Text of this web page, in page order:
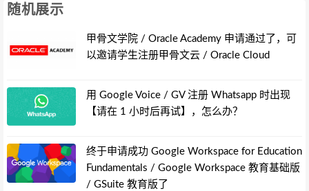
随机展示
甲骨文学院 / Oracle Academy 申请通过了，可
以邀请学生注册甲骨文云 / Oracle Cloud
用 Google Voice / GV 注册 Whatsapp 时出现
【请在 1 小时后再试】，怎么办？
终于申请成功 Google Workspace for Education
Fundamentals / Google Workspace 教育基础版
/ GSuite 教育版了